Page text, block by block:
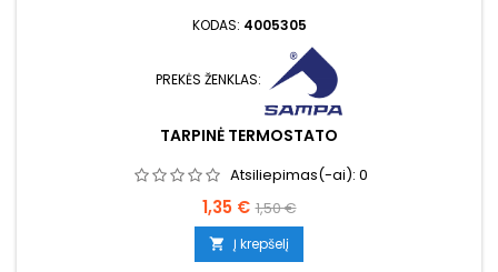
KODAS: 4005305
PREKĖS ŽENKLAS:
TARPINĖ TERMOSTATO
Atsiliepimas(-ai): 0
Kaina
1,35 € Bazinė
kaina
1,50 €
 Į krepšelį